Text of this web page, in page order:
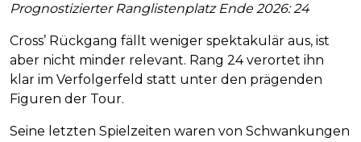
Prognostizierter Ranglistenplatz Ende 2026: 24
Cross’ Rückgang fällt weniger spektakulär aus, ist
aber nicht minder relevant. Rang 24 verortet ihn
klar im Verfolgerfeld statt unter den prägenden
Figuren der Tour.
Seine letzten Spielzeiten waren von Schwankungen